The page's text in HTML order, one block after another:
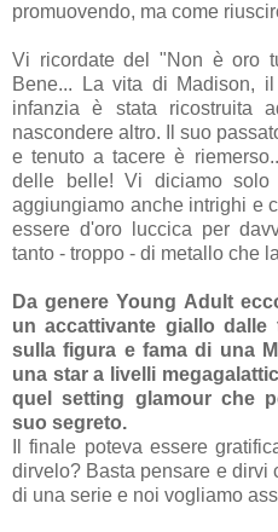
promuovendo, ma come
Vi ricordate del "Non è oro
Bene... La vita di Madison,
infanzia è stata ricostruita
nascondere altro. Il suo
e tenuto a tacere è
delle belle! Vi diciamo solo
aggiungiamo anche intrighi e
essere d'oro luccica per
tanto - troppo - di metallo che
Da genere Young Adult
un accattivante giallo
sulla figura e fama di una
una star a livelli
quel setting glamour che
suo segreto.
Il finale poteva essere
dirvelo? Basta pensare e dirvi
di una serie e noi vogliamo